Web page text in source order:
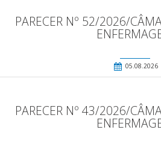
PARECER Nº 52/2026/
05.08.2026
PARECER Nº 43/2026/